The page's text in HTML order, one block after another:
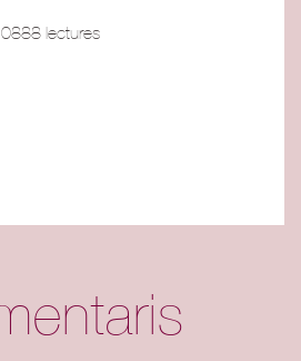
lectures